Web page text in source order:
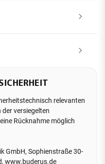
relevanten
versiegelten
Rücknahme möglich
GmbH, Sophienstraße 30-
www.buderus.de